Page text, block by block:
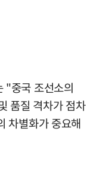
"중국 조선소의
품질 격차가 점차
차별화가 중요해